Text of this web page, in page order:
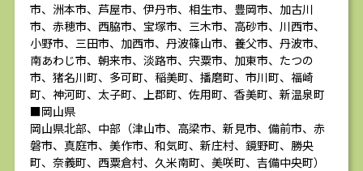
市、洲本市、芦屋市、伊丹市、相生市、豊岡市、加古川
市、赤穂市、西脇市、宝塚市、三木市、高砂市、川西市、
小野市、三田市、加西市、丹波篠山市、養父市、丹波市、
南あわじ市、朝来市、淡路市、宍粟市、加東市、たつの
市、猪名川町、多可町、稲美町、播磨町、市川町、福崎
町、神河町、太子町、上郡町、佐用町、香美町、新温泉町
■岡山県
岡山県北部、中部（津山市、高梁市、新見市、備前市、赤
磐市、真庭市、美作市、和気町、新庄村、鏡野町、勝央
町、奈義町、西粟倉村、久米南町、美咲町、吉備中央町）